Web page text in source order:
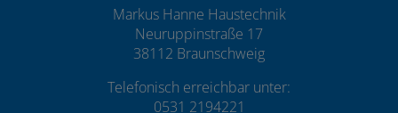
Markus Hanne Haustechnik
Neuruppinstraße 17
38112 Braunschweig
Telefonisch erreichbar unter:
0531 2194221